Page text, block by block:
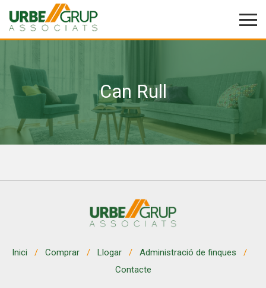
Can Rull
Inici Comprar Llogar
Administració de finques
Contacte
Modificar cookies
Tècniques i funcionals
Sempre activades
de les mateixes. L'usuari té la possibilitat de configurar el
instal·lades al disc dur, encara que haurà de tenir en
compte que aquesta acció podrà ocasionar dificultats de
navegació de la pàgina web.
Analítiques i personalització
Permeten fer el seguiment i l'anàlisi del comportament